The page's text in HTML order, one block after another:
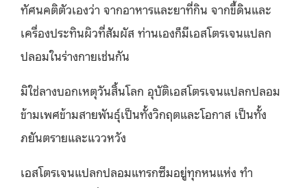
ทัศนคติตัวเองว่า จากอาหารและยาที่กิน จากขี้ดินและ
เครื่องประทินผิวที่สัมผัส ท่านเองก็มีเอสโตรเจนแปลก
ปลอมในร่างกายเช่นกัน
มิใช่ลางบอกเหตุวันสิ้นโลก อุบัติเอสโตรเจนแปลกปลอม
ข้ามเพศข้ามสายพันธุ์เป็นทั้งวิกฤตและโอกาส เป็นทั้ง
ภยันตรายและแววหวัง
เอสโตรเจนแปลกปลอมแทรกซึมอยู่ทุกหนแห่ง ทำ